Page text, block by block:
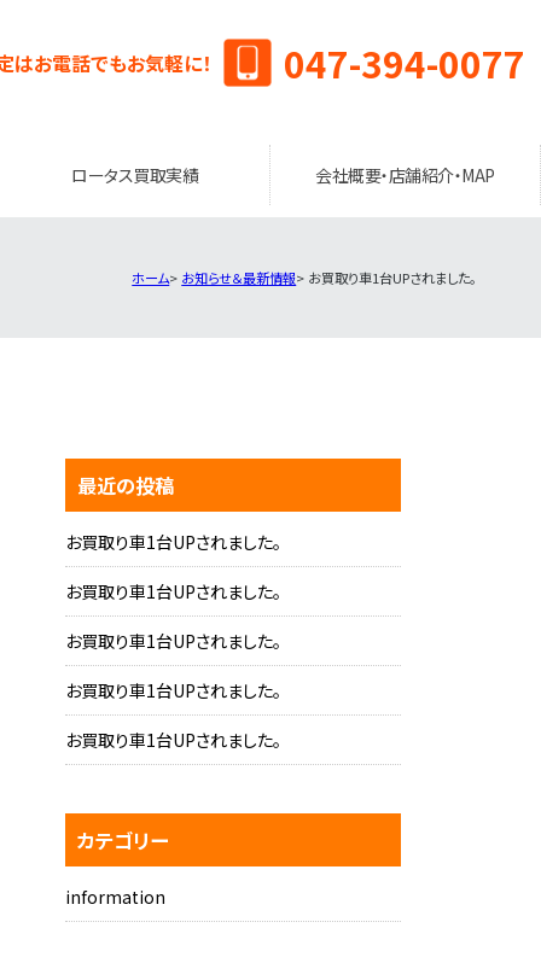
はお電話でもお気軽に！ 047-394-0077
ロータス買取実績 会社概要・店舗紹介・MAP
ホーム お知らせ＆最新情報 お買取り車1台UPされました。
最近の投稿
お買取り車1台UPされました。
お買取り車1台UPされました。
お買取り車1台UPされました。
お買取り車1台UPされました。
お買取り車1台UPされました。
カテゴリー
information